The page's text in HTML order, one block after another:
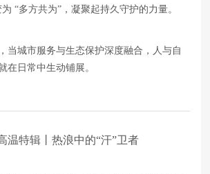
“多方共为”，凝聚起持久守护的力量。
当城市服务与生态保护深度融合，人与自
在日常中生动铺展。
温特辑丨热浪中的“汗”卫者